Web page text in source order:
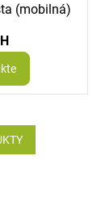
(mobilná)